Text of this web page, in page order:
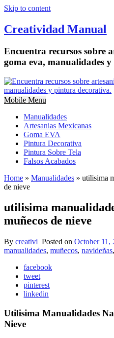
Skip to content
Creatividad Manual
Encuentra recursos sobre
goma eva, manualidades
Mobile Menu
Manualidades
Artesanias Mexicanas
Goma EVA
Pintura Decorativa
Pintura Sobre Tela
Falsos Acabados
Home » Manualidades » utilisima
de nieve
utilisima
muñecos de nieve
By creativi Posted on October 11,
manualidades, muñecos, navideñas,
facebook
tweet
pinterest
linkedin
Utilisima Manualidades
Nieve